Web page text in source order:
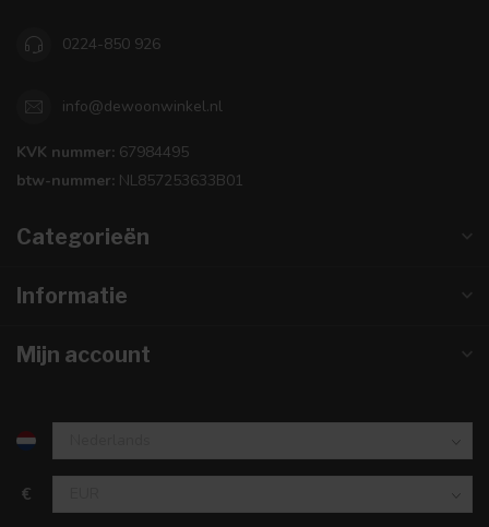
0224-850 926
info@dewoonwinkel.nl
KVK nummer: 67984495
btw-nummer: NL857253633B01
Categorieën
Informatie
Mijn account
€